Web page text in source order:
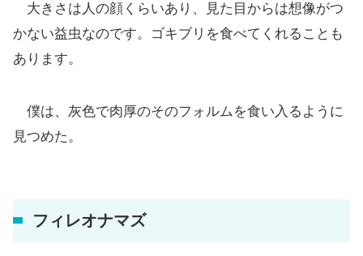
大きさは人の顔くらいあり、見た目からは想像がつ
かない益虫なのです。ゴキブリを食べてくれることも
あります。
僕は、灰色で肉厚のそのフォルムを食い入るように
見つめた。
フィレオナマズ